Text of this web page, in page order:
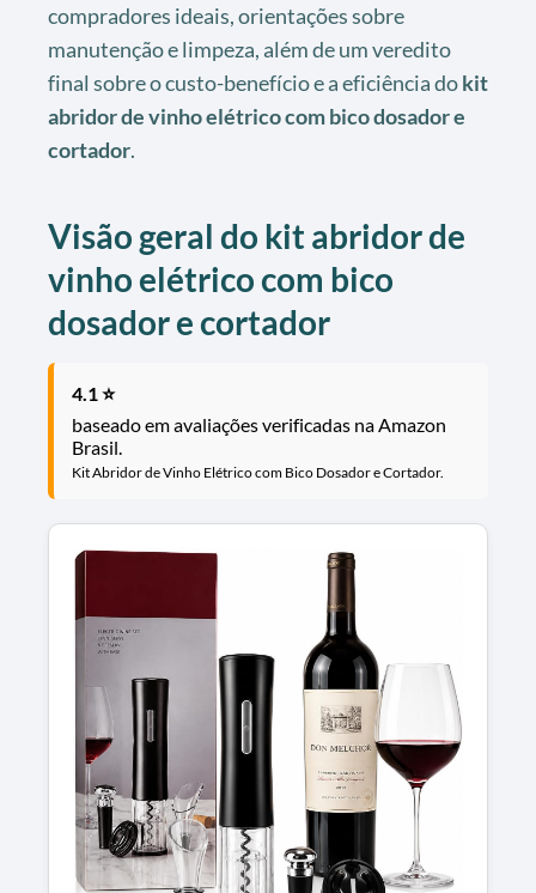
compradores ideais, orientações sobre
manutenção e limpeza, além de um veredito
final sobre o custo-benefício e a eficiência dokit
abridor de vinho elétrico com bico dosador e
cortador.
Visão geral do kit abridor de
vinho elétrico com bico
dosador e cortador
4.1 ⭐
baseado em avaliações verificadas na Amazon
Brasil.
Kit Abridor de Vinho Elétrico com Bico Dosador e Cortador.